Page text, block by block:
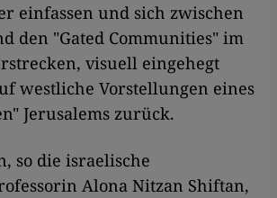
einfassen und sich zwischen
den "Gated Communities" im
visuell eingehegt
westliche Vorstellungen eines
Jerusalems zurück.
so die israelische
Alona Nitzan Shiftan,